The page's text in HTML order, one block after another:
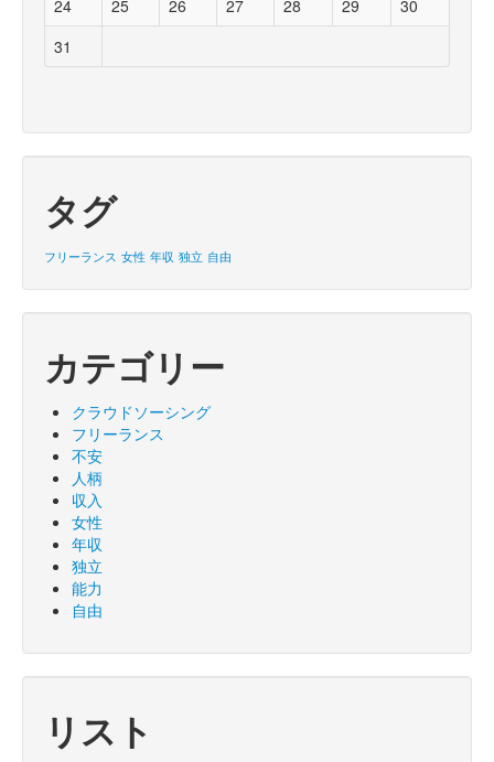
24
25 26 27 28 29
30
31
タグ
フリーランス 女性 年収 独立 自由
カテゴリー
クラウドソーシング
フリーランス
不安
人柄
収入
女性
年収
独立
能力
自由
リスト